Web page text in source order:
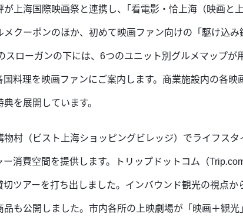
上海国際映画祭と連携し、｢看電影・恰上海（映画と
クーポンのほか、初めて映画ファン向けの「駆け込み
スローガンの下には、6つのユニット別グルメマップが
料理を映画ファンにご案内します。商業施設内の各映
を展開しています。
物村（ビスト上海ショッピングビレッジ）でライフス
消費空間を提供します。トリップドットコム（
ツアーを打ち出しました。インバウンド観光の視点
も公開しました。市内各所の上映劇場が「映画＋観光